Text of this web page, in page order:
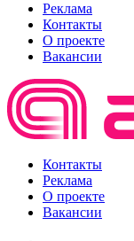
Реклама
Контакты
О проекте
Вакансии
Контакты
Реклама
О проекте
Вакансии